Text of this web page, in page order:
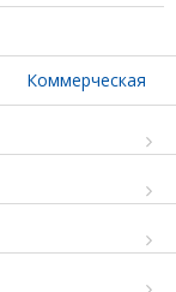
Коммерческая